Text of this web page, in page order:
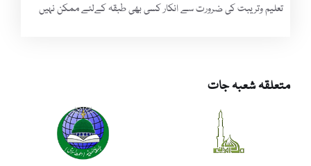
تعلیم وتریبت کی ضرورت سے انکار کسی بھی طبقہ کےلئے ممکن نہیں
متعلقہ شعبہ جات